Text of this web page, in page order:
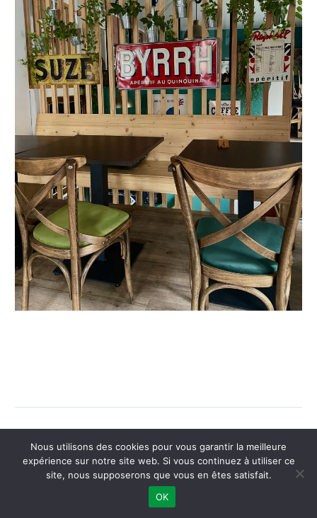
Nous utilisons des cookies pour vous garantir la meilleure
expérience sur notre site web. Si vous continuez à utiliser ce
site, nous supposerons que vous en êtes satisfait.
OK